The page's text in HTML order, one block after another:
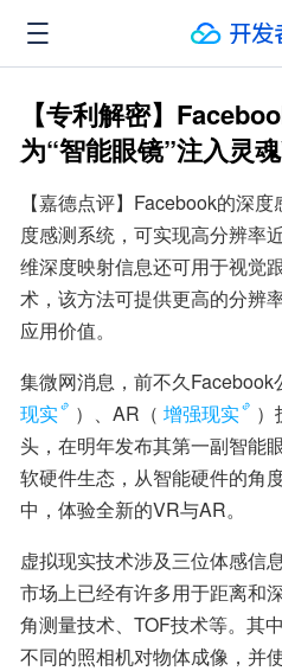
【专利解密】
为“智能眼镜”注入灵
【嘉德点评】Facebook的深
度感测系统，可实现高分辨率
维深度映射信息还可用于视觉
术，该方法可提供更高的分辨
应用价值。
集微网消息，前不久Facebook
现实
）、AR（ 增强现实
）
头，在明年发布其第一副智能
软硬件生态，从智能硬件的角
中，体验全新的VR与AR。
虚拟现实技术涉及三位体感信
市场上已经有许多用于距离和
角测量技术、TOF技术等。其
不同的照相机对物体成像，并